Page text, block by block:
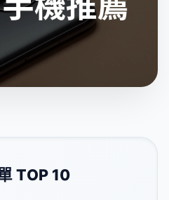
TOP 10